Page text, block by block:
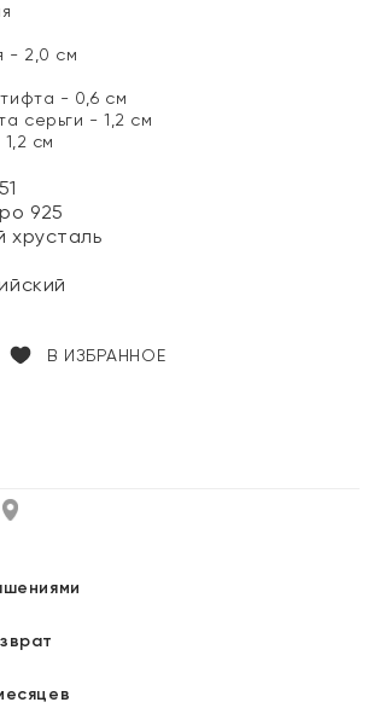
- 2,0 см
- 0,6 см
серьги - 1,2 см
см
925
хрусталь
В ИЗБРАННОЕ